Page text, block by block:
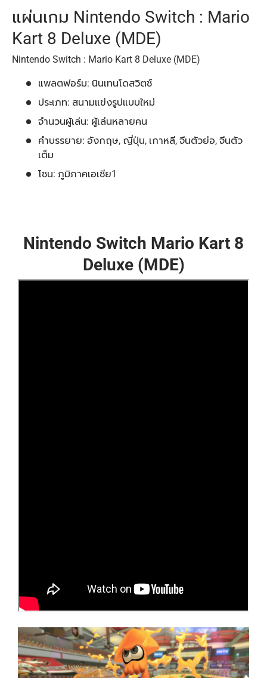
แผ่นเกม Nintendo Switch : Mario
Kart 8 Deluxe (MDE)
Nintendo Switch : Mario Kart 8 Deluxe (MDE)
แพลตฟอร์ม: นินเทนโดสวิตช์
ประเภท: สนามแข่งรูปแบบใหม่
จำนวนผู้เล่น: ผู้เล่นหลายคน
คำบรรยาย: อังกฤษ, ญี่ปุ่น, เกาหลี, จีนตัวย่อ, จีนตัว
เต็ม
โซน: ภูมิภาคเอเชีย1
Nintendo Switch Mario Kart 8
Deluxe (MDE)